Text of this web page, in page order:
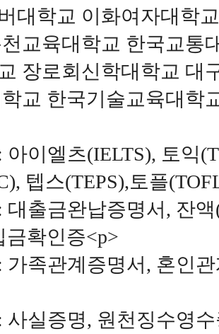
대학교 이화여자대학
교육대학교 한국교통
장로회신학대학교 대
교 한국기술교육대학
아이엘츠(IELTS), 토익
텝스(TEPS),토플
대출금완납증명서, 잔
금확인증<p>
가족관계증명서, 혼인
사실증명, 원천징수영